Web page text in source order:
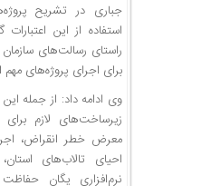
جباری در تشریح
استفاده از این
راستای رسالت‌های
برای اجرای پروژه‌های
وی ادامه داد: از جمله
زیرساخت‌های لازم
معرض خطر انقراض،
احیای تالاب‌های
نرم‌افزاری یگان